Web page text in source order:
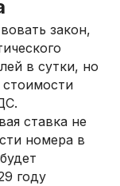
закон,
в сутки, но
ставка не
номера в
году